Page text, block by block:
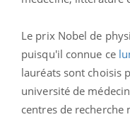
Le prix Nobel de
puisqu'il connue ce
lauréats sont choisis
université de
centres de recherche